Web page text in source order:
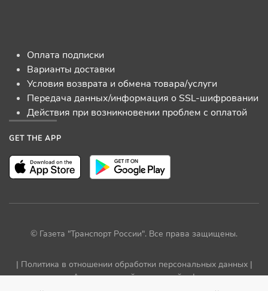
Оплата подписки
Варианты доставки
Условия возврата и обмена товара/услуги
Передача данных/информация о SSL-шифровании
Действия при возникновении проблем с оплатой
GET THE APP
© Газета "Транспорт России". Все права защищены.
| Политика в отношении обработки персональных данных|
Архив прежней версии сайта|